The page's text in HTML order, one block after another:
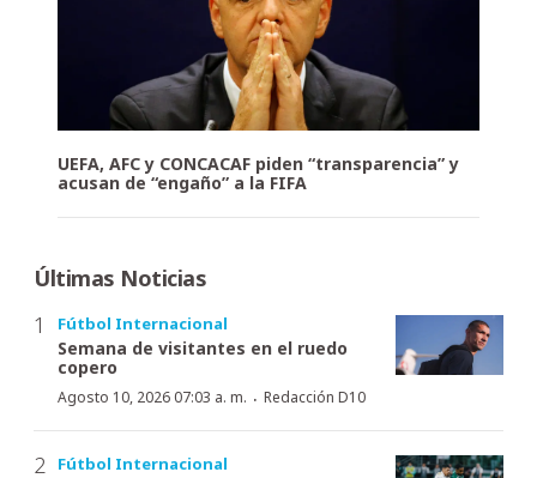
UEFA, AFC y CONCACAF piden “transparencia” y
acusan de “engaño” a la FIFA
Últimas Noticias
Fútbol Internacional
Semana de visitantes en el ruedo
copero
Agosto 10, 2026 07:03 a. m. · Redacción D10
Fútbol Internacional